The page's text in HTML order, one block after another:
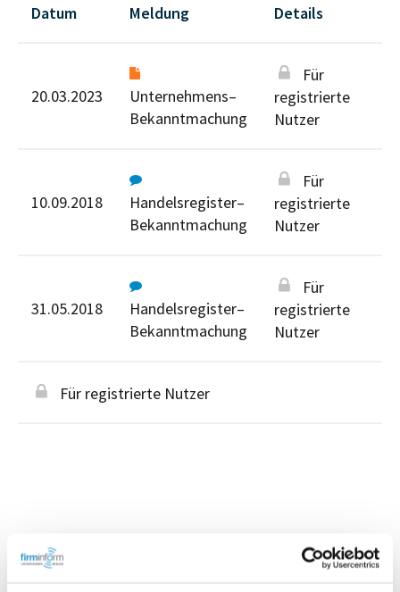
Datum Meldung Details
20.03.2023
Unternehmens–
Bekanntmachung
Für
registrierte
Nutzer
10.09.2018
Handelsregister–
Bekanntmachung
Für
registrierte
Nutzer
31.05.2018
Handelsregister–
Bekanntmachung
Für
registrierte
Nutzer
Für registrierte Nutzer
Personen im Unternehmen